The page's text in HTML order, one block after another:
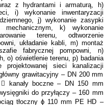
z hydrantami i armaturą, h)
i) wykonanie inwentaryzacji
j) wykonanie zasypki
k) wykonanie
terenu, odtworzenie
układanie kabli, m) montaż
fabrycznej pompowni, n)
o) oświetlenie terenu, p) badania
projektowanej sieci kanalizacji
grawitacyjny – DN 200 mm
kanały boczne – DN 150 mm
do przyłączy – 160 mm
tłoczny ϕ 110 mm PE HD –